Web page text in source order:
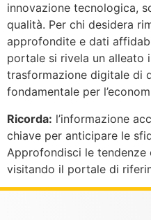
innovazione tecnologica,
qualità. Per chi desidera
approfondite e dati
portale si rivela un alleato
trasformazione digitale di
fondamentale per
Ricorda: l’informazione
chiave per anticipare le
Approfondisci le
visitando il portale di